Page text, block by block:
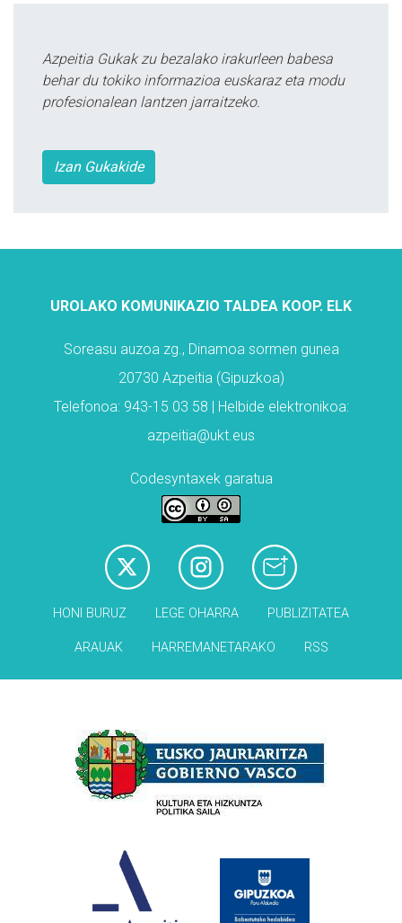
Azpeitia Gukak zu bezalako irakurleen babesa
behar du tokiko informazioa euskaraz eta modu
profesionalean lantzen jarraitzeko.
Izan Gukakide
UROLAKO KOMUNIKAZIO TALDEA KOOP. ELK
Soreasu auzoa zg., Dinamoa sormen gunea
20730 Azpeitia (Gipuzkoa)
Telefonoa: 943-15 03 58 | Helbide elektronikoa:
azpeitia@ukt.eus
Codesyntaxek garatua
HONI BURUZ LEGE OHARRA PUBLIZITATEA
ARAUAK HARREMANETARAKO RSS